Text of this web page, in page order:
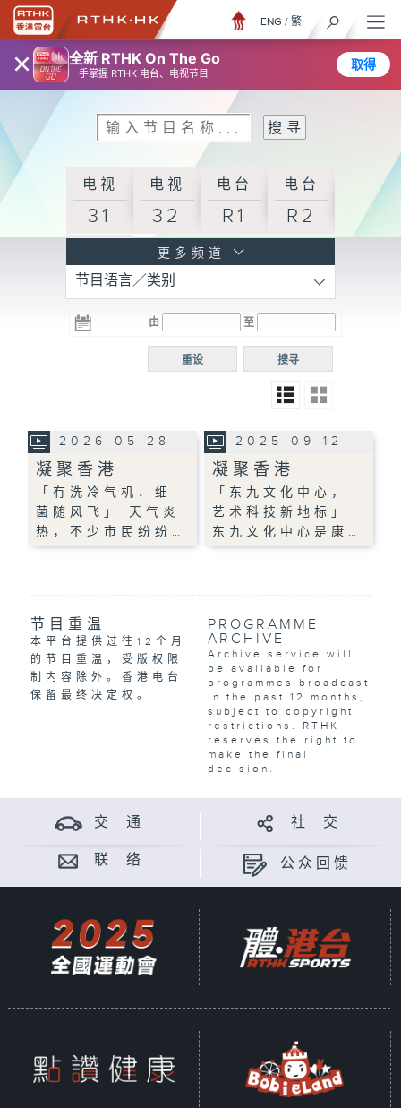
× 全新 RTHK On The Go
一手掌握 RTHK 电台、电视节目
取得
ENG / 繁
电视
31
电视
32
电台
R1
电台
R2
R3
电台 电台
R5
电台
普通
更多频道
节目语言／类别
由 至
搜寻
重设
2026-05-28
凝聚香港
「冇洗冷气机．细
菌随风飞」 天气炎
热，不少市民纷纷…
2025-09-12
凝聚香港
「东九文化中心，
艺术科技新地标」
东九文化中心是康…
节目重温
本平台提供过往12个月
的节目重温，受版权限
制内容除外。香港电台
保留最终决定权。
PROGRAMME
ARCHIVE
Archive service will
be available for
programmes broadcast
in the past 12 months,
subject to copyright
restrictions. RTHK
reserves the right to
make the final
decision.
交 通 社 交
联 络 公众回馈